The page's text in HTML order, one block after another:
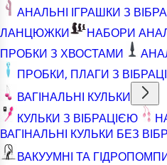
АНАЛЬНІ ІГРАШКИ З
ЛАНЦЮЖКИ
НАБОРИ
ПРОБКИ З ХВОСТАМИ
ПРОБКИ, ПЛАГИ З
ВАГІНАЛЬНІ КУЛЬКИ
КУЛЬКИ З ВІБРАЦІЄЮ
ВАГІНАЛЬНІ КУЛЬКИ БЕЗ
ВАКУУМНІ ТА